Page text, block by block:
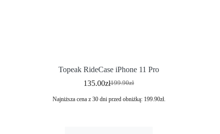
Topeak RideCase iPhone 11 Pro
199.90zł
135.00zł
Najniższa cena z 30 dni przed obniżką: 199.90zł.